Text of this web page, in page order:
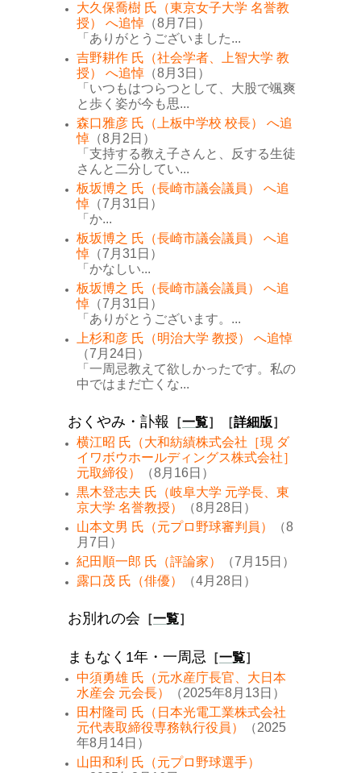
大久保喬樹 氏（東京女子大学 名誉教
授） へ追悼 （8月7日）
「ありがとうございました...
吉野耕作 氏（社会学者、上智大学 教
授） へ追悼 （8月3日）
「いつもはつらつとして、大股で颯爽
と歩く姿が今も思...
森口雅彦 氏（上板中学校 校長） へ追
悼 （8月2日）
「支持する教え子さんと、反する生徒
さんと二分してい...
板坂博之 氏（長崎市議会議員） へ追
悼 （7月31日）
「か...
板坂博之 氏（長崎市議会議員） へ追
悼 （7月31日）
「かなしい...
板坂博之 氏（長崎市議会議員） へ追
悼 （7月31日）
「ありがとうございます。...
上杉和彦 氏（明治大学 教授） へ追悼
（7月24日）
「一周忌教えて欲しかったです。私の
中ではまだ亡くな...
おくやみ・訃報 ［一覧］［詳細版］
横江昭 氏（大和紡績株式会社［現 ダ
イワボウホールディングス株式会社］
元取締役）
（8月16日）
黒木登志夫 氏（岐阜大学 元学長、東
京大学 名誉教授）
（8月28日）
山本文男 氏（元プロ野球審判員）
（8
月7日）
紀田順一郎 氏（評論家）
（7月15日）
露口茂 氏（俳優）
（4月28日）
お別れの会 ［一覧］
まもなく1年・一周忌 ［一覧］
中須勇雄 氏（元水産庁長官、大日本
水産会 元会長）
（2025年8月13日）
田村隆司 氏（日本光電工業株式会社
元代表取締役専務執行役員）
（2025
年8月14日）
山田和利 氏（元プロ野球選手）